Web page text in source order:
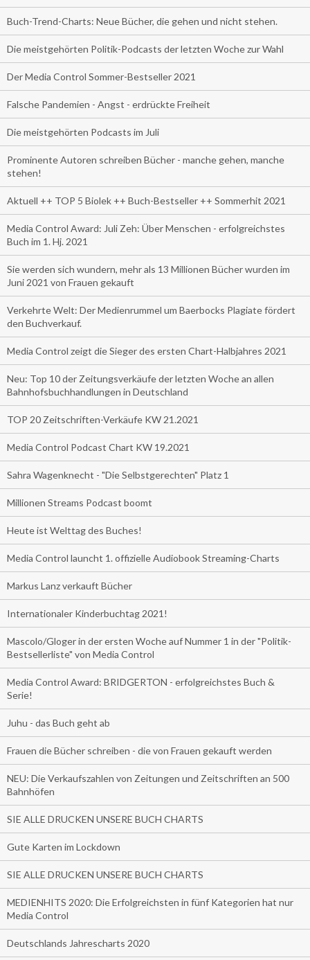
Buch-Trend-Charts: Neue Bücher, die gehen und nicht stehen.
Die meistgehörten Politik-Podcasts der letzten Woche zur Wahl
Der Media Control Sommer-Bestseller 2021
Falsche Pandemien - Angst - erdrückte Freiheit
Die meistgehörten Podcasts im Juli
Prominente Autoren schreiben Bücher - manche gehen, manche
stehen!
Aktuell ++ TOP 5 Biolek ++ Buch-Bestseller ++ Sommerhit 2021
Media Control Award: Juli Zeh: Über Menschen - erfolgreichstes
Buch im 1. Hj. 2021
Sie werden sich wundern, mehr als 13 Millionen Bücher wurden im
Juni 2021 von Frauen gekauft
Verkehrte Welt: Der Medienrummel um Baerbocks Plagiate fördert
den Buchverkauf.
Media Control zeigt die Sieger des ersten Chart-Halbjahres 2021
Neu: Top 10 der Zeitungsverkäufe der letzten Woche an allen
Bahnhofsbuchhandlungen in Deutschland
TOP 20 Zeitschriften-Verkäufe KW 21.2021
Media Control Podcast Chart KW 19.2021
Sahra Wagenknecht - "Die Selbstgerechten" Platz 1
Millionen Streams Podcast boomt
Heute ist Welttag des Buches!
Media Control launcht 1. offizielle Audiobook Streaming-Charts
Markus Lanz verkauft Bücher
Internationaler Kinderbuchtag 2021!
Mascolo/Gloger in der ersten Woche auf Nummer 1 in der "Politik-
Bestsellerliste" von Media Control
Media Control Award: BRIDGERTON - erfolgreichstes Buch &
Serie!
Juhu - das Buch geht ab
Frauen die Bücher schreiben - die von Frauen gekauft werden
NEU: Die Verkaufszahlen von Zeitungen und Zeitschriften an 500
Bahnhöfen
SIE ALLE DRUCKEN UNSERE BUCH CHARTS
Gute Karten im Lockdown
SIE ALLE DRUCKEN UNSERE BUCH CHARTS
MEDIENHITS 2020: Die Erfolgreichsten in fünf Kategorien hat nur
Media Control
Deutschlands Jahrescharts 2020